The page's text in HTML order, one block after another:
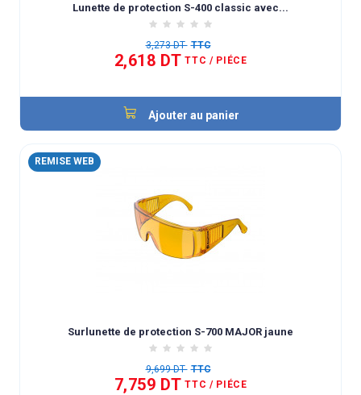
Lunette de protection S-400 classic avec...
3,273 DT TTC
2,618 DT TTC / PIÉCE
Ajouter au panier
REMISE WEB
Surlunette de protection S-700 MAJOR jaune
9,699 DT TTC
7,759 DT TTC / PIÉCE